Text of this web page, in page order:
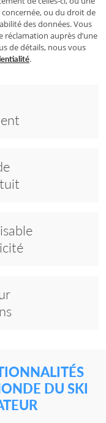
ou du droit de
des données. Vous
réclamation auprès d’une
de détails, nous vous
.
DU SKI